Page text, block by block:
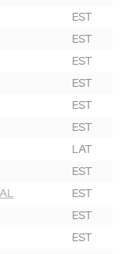
EST
EST
EST
EST
EST
EST
LAT
EST
EST
EST
EST